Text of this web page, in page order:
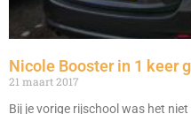
Nicole Booster in 1 keer
21 maart 2017
Bij je vorige rijschool was het